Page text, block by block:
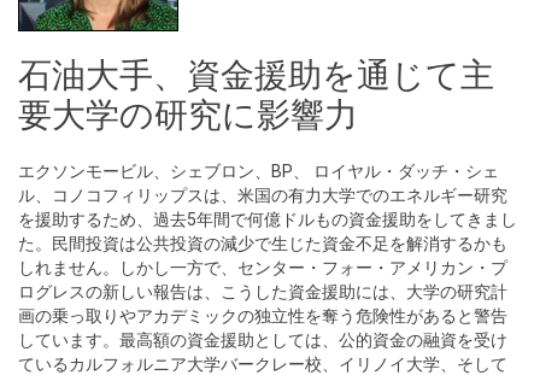
石油大手、資金援助を通じて主
要大学の研究に影響力
エクソンモービル、シェブロン、BP、 ロイヤル・ダッチ・シェ
ル、コノコフィリップスは、米国の有力大学でのエネルギー研究
を援助するため、過去5年間で何億ドルもの資金援助をしてきまし
た。民間投資は公共投資の減少で生じた資金不足を解消するかも
しれません。しかし一方で、センター・フォー・アメリカン・プ
ログレスの新しい報告は、こうした資金援助には、大学の研究計
画の乗っ取りやアカデミックの独立性を奪う危険性があると警告
しています。最高額の資金援助としては、公的資金の融資を受け
ているカルフォルニア大学バークレー校、イリノイ大学、そして